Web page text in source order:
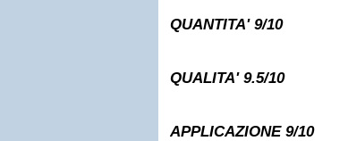
QUANTITA' 9/10
QUALITA' 9.5/10
APPLICAZIONE 9/10